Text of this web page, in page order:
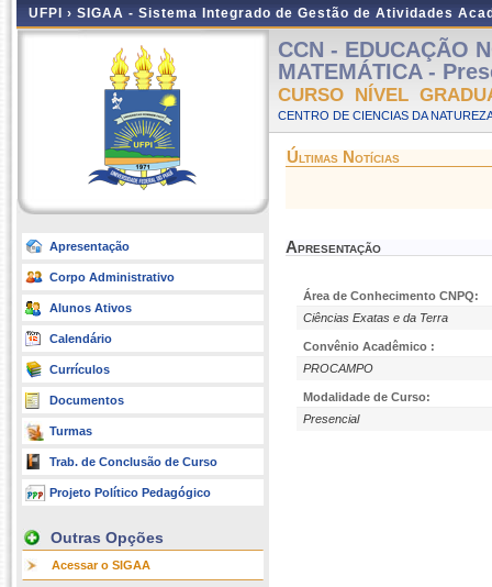
UFPI › SIGAA - Sistema Integrado de Gestão de Atividades
Apresentação
Corpo Administrativo
Alunos Ativos
Calendário
Currículos
Documentos
Turmas
Trab. de Conclusão de Curso
Projeto Político Pedagógico
Outras Opções
Acessar o SIGAA
CCN - EDUCAÇÃO
MATEMÁTICA -
CURSO NÍVEL
CENTRO DE CIENCIAS DA
Últimas Notícias
Apresentação
Área de Conhecimento CNPQ:
Ciências Exatas e da Terra
Convênio Acadêmico :
PROCAMPO
Modalidade de Curso:
Presencial